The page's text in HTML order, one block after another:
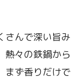
さんで深い旨み
熱々の鉄鍋から
まず香りだけで